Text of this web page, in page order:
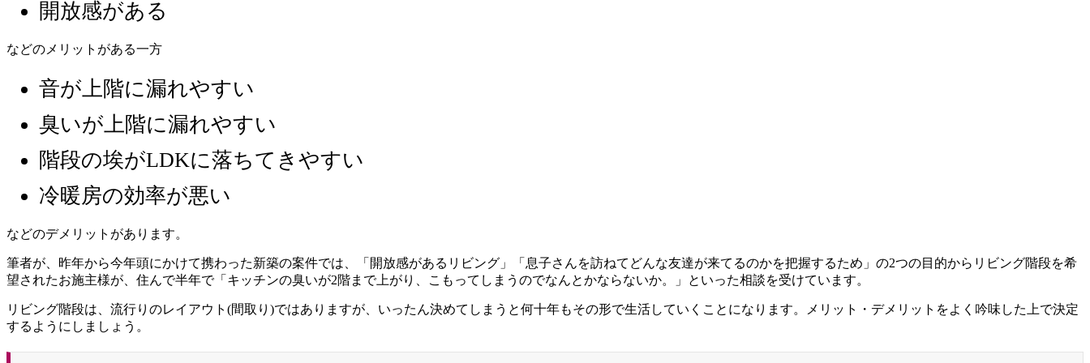
開放感がある
などのメリットがある一方
音が上階に漏れやすい
臭いが上階に漏れやすい
階段の埃がLDKに落ちてきやすい
冷暖房の効率が悪い
などのデメリットがあります。
筆者が、昨年から今年頭にかけて携わった新築の案件では、「開放感があるリビング」「息子さんを訪ねてどんな友達が来てるのかを把握するため」の2つの目的からリビング階段を希
望されたお施主様が、住んで半年で「キッチンの臭いが2階まで上がり、こもってしまうのでなんとかならないか。」といった相談を受けています。
リビング階段は、流行りのレイアウト(間取り)ではありますが、いったん決めてしまうと何十年もその形で生活していくことになります。メリット・デメリットをよく吟味した上で決定
するようにしましょう。